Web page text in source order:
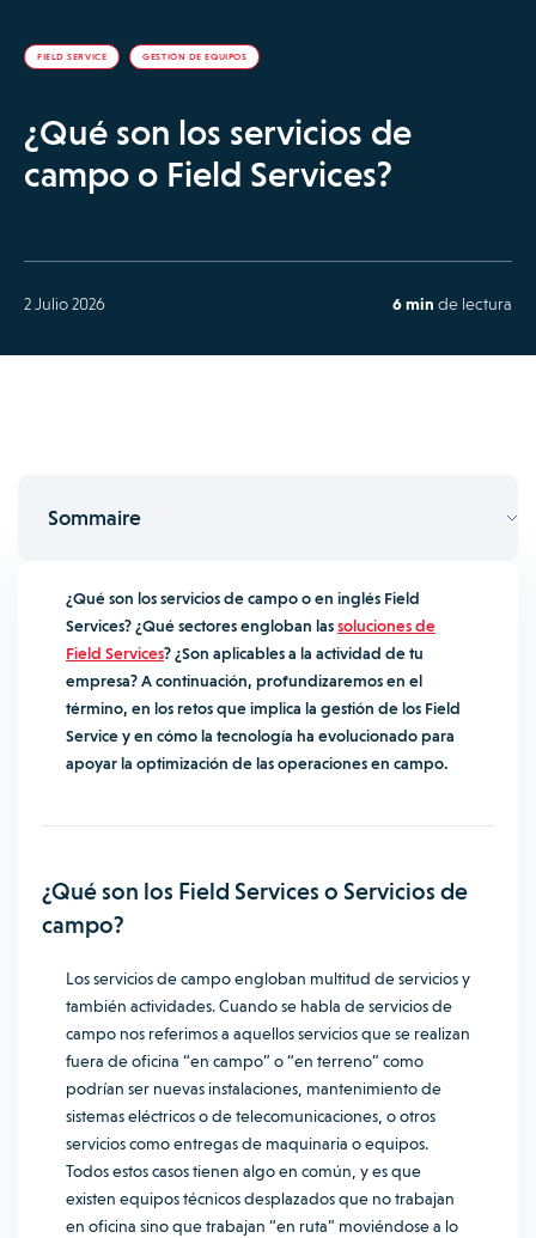
FIELD SERVICE GESTIÓN DE EQUIPOS
¿Qué son los servicios de
campo o Field Services?
2 Julio 2026 6 min de lectura
Sommaire
¿Qué son los servicios de campo o en inglés Field
Services? ¿Qué sectores engloban lassoluciones de
Field Services? ¿Son aplicables a la actividad de tu
empresa? A continuación, profundizaremos en el
término, en los retos que implica la gestión de los Field
Service y en cómo la tecnología ha evolucionado para
apoyar la optimización de las operaciones en campo.
¿Qué son los Field Services o Servicios de
campo?
Los servicios de campo engloban multitud de servicios y
también actividades. Cuando se habla de servicios de
campo nos referimos a aquellos servicios que se realizan
fuera de oficina “en campo” o “en terreno” como
podrían ser nuevas instalaciones, mantenimiento de
sistemas eléctricos o de telecomunicaciones, o otros
servicios como entregas de maquinaria o equipos.
Todos estos casos tienen algo en común, y es que
existen equipos técnicos desplazados que no trabajan
en oficina sino que trabajan “en ruta” moviéndose a lo